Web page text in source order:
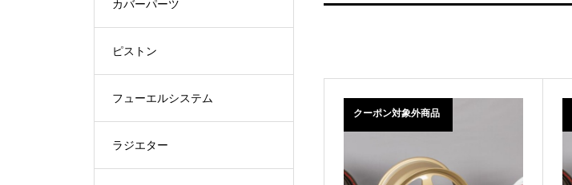
クーポン対象外商品
カバーパーツ
ピストン
フューエルシステム
ラジエター